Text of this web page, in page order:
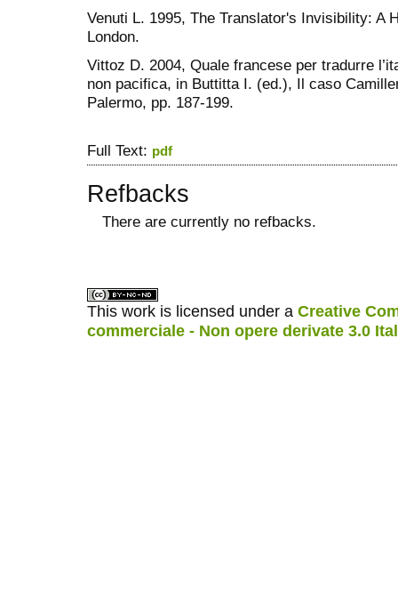
Venuti L. 1995, The Translator's Invisibility: A
London.
Vittoz D. 2004, Quale francese per tradurre
non pacifica, in Buttitta I. (ed.), Il caso
Palermo, pp. 187-199.
Full Text: pdf
Refbacks
There are currently no refbacks.
This work is licensed under a Creative
commerciale - Non opere derivate 3.0